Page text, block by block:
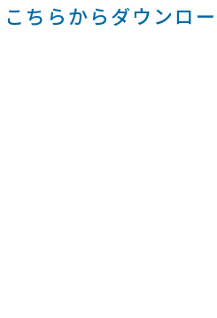
こちらからダウンロ